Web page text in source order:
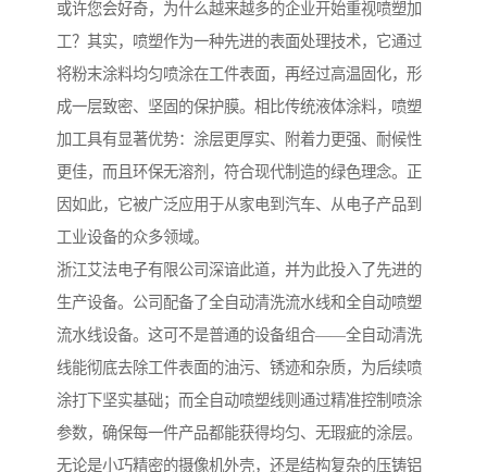
或许您会好奇，为什么越来越多的企业开始重视喷塑加
工？其实，喷塑作为一种先进的表面处理技术，它通过
将粉末涂料均匀喷涂在工件表面，再经过高温固化，形
成一层致密、坚固的保护膜。相比传统液体涂料，喷塑
加工具有显著优势：涂层更厚实、附着力更强、耐候性
更佳，而且环保无溶剂，符合现代制造的绿色理念。正
因如此，它被广泛应用于从家电到汽车、从电子产品到
工业设备的众多领域。
浙江艾法电子有限公司深谙此道，并为此投入了先进的
生产设备。公司配备了全自动清洗流水线和全自动喷塑
流水线设备。这可不是普通的设备组合——全自动清洗
线能彻底去除工件表面的油污、锈迹和杂质，为后续喷
涂打下坚实基础；而全自动喷塑线则通过精准控制喷涂
参数，确保每一件产品都能获得均匀、无瑕疵的涂层。
无论是小巧精密的摄像机外壳，还是结构复杂的压铸铝